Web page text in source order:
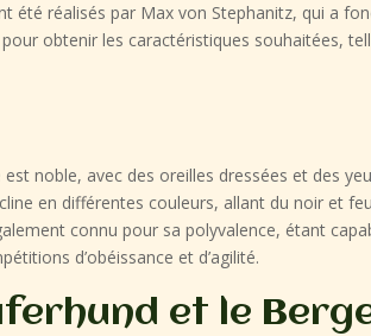
été réalisés par Max von Stephanitz, qui a
obtenir les caractéristiques souhaitées,
noble, avec des oreilles dressées et des
en différentes couleurs, allant du noir et
connu pour sa polyvalence, étant
d’obéissance et d’agilité.
et le